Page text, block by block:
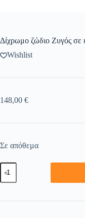
Δίχρωμο ζώδιο Ζυγός σε
Wishlist
148,00 €
Σε απόθεμα